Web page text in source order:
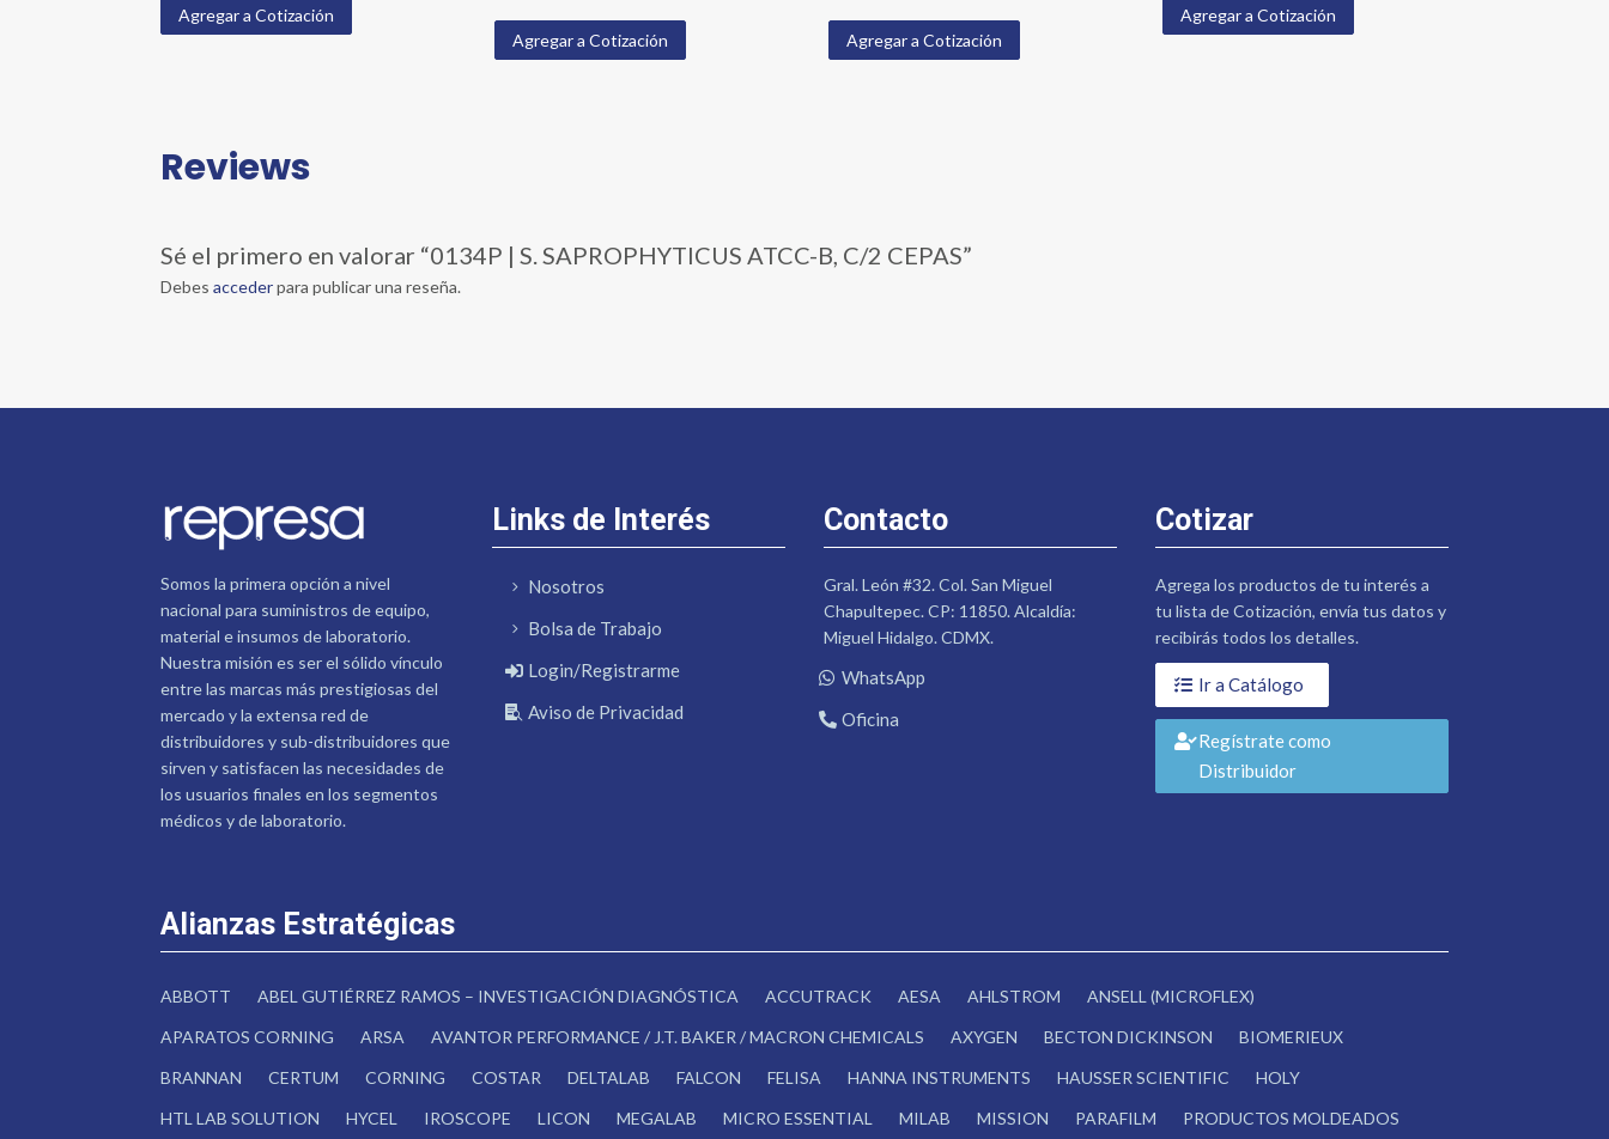
Agregar a Cotización
Agregar a Cotización Agregar a Cotización
Agregar a Cotización
Reviews
Sé el primero en valorar “0134P | S. SAPROPHYTICUS ATCC-B, C/2 CEPAS”
Debesaccederpara publicar una reseña.
Somos la primera opción a nivel
nacional para suministros de equipo,
material e insumos de laboratorio.
Nuestra misión es ser el sólido vínculo
entre las marcas más prestigiosas del
mercado y la extensa red de
distribuidores y sub-distribuidores que
sirven y satisfacen las necesidades de
los usuarios finales en los segmentos
médicos y de laboratorio.
Links de Interés
Nosotros
Bolsa de Trabajo
Login/Registrarme
Aviso de Privacidad
Contacto
Gral. León #32. Col. San Miguel
Chapultepec. CP: 11850. Alcaldía:
Miguel Hidalgo. CDMX.
WhatsApp
Oficina
Cotizar
Agrega los productos de tu interés a
tu lista de Cotización, envía tus datos y
recibirás todos los detalles.
Ir a Catálogo
Regístrate como
Distribuidor
Alianzas Estratégicas
ABBOTT ABEL GUTIÉRREZ RAMOS – INVESTIGACIÓN DIAGNÓSTICA ACCUTRACK AESA AHLSTROM
ANSELL (MICROFLEX)
APARATOS CORNING
ARSA AVANTOR PERFORMANCE / J.T. BAKER / MACRON CHEMICALS AXYGEN BECTON DICKINSON
BIOMERIEUX
BRANNAN
CERTUM CORNING COSTAR DELTALAB FALCON FELISA HANNA INSTRUMENTS HAUSSER SCIENTIFIC
HOLY
HTL LAB SOLUTION
HYCEL IROSCOPE LICON MEGALAB MICRO ESSENTIAL MILAB MISSION PARAFILM PRODUCTOS MOLDEADOS